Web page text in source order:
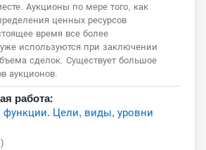
Аукционы по мере того, как
ценных ресурсов
время все более
используются при заключении
сделок. Существует большое
аукционов.
работа:
функции. Цели, виды, уровни